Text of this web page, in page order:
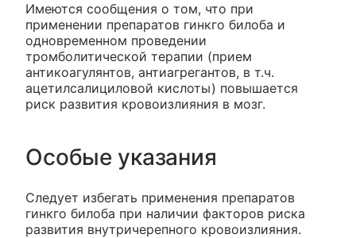
Имеются сообщения о том, что при
применении препаратов гинкго билоба и
одновременном проведении
тромболитической терапии (прием
антикоагулянтов, антиагрегантов, в т.ч.
ацетилсалициловой кислоты) повышается
риск развития кровоизлияния в мозг.
Особые указания
Следует избегать применения препаратов
гинкго билоба при наличии факторов риска
развития внутричерепного кровоизлияния.